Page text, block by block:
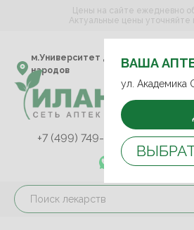
м.Университет дружбы
народов
ул.
д. 4, к.1
ВАША
ул. Академика
Цены на сайте ежедневно
Актуальные цены уточняйте
+7 (499) 749-75-92
+7 (989) 579-